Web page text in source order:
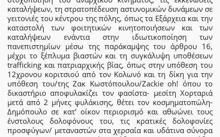
καταλήψεων, τη στρατοπέδευση αστυνομικών δυνάμεων σε
γειτονιές του κέντρου της πόλης, όπως τα Εξάρχεια και την
καταστολή των φοιτητικών κινητοποιήσεων και των
καταλήψεων ενάντια στην ιδιωτικοποίηση των
πανεπιστημίων μέσω της παράκαμψης του άρθρου 16,
μέχρι το ξέπλυμα βιαστών και τη συγκάλυψη υποθέσεων
trafficking και πατριαρχικής βίας, όπως στην υπόθεση του
12χρονου κοριτσιού από τον Κολωνό και τη δίκη για την
υπόθεση του/της Ζακ Κωστόπουλου/Zackie oh! όπου το
δικαστήριο αποφυλακίζει τον φασίστα- μεσίτη Χορταριά
μετά από 2 μήνες φυλάκισης, θέτει τον κοσμηματοπώλη-
Δημόπουλο σε κατ’ οίκον περιορισμό και αθωώνει τους
ένστολους δολοφόνους του, τις κρατικές δολοφονίες
προσφύγων/ μεταναστών στα χερσαία και υδάτινα σύνορα